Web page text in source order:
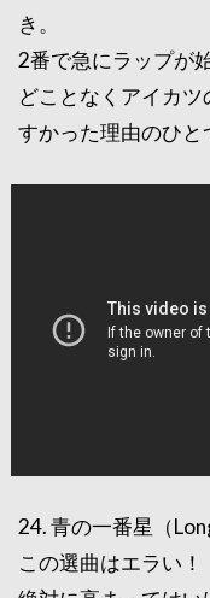
き。
2番で急にラップが
どことなくアイカ
すかった理由のひと
24. 青の一番星（
この選曲はエラい！